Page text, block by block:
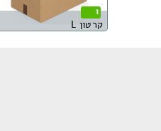
1
קרטון L